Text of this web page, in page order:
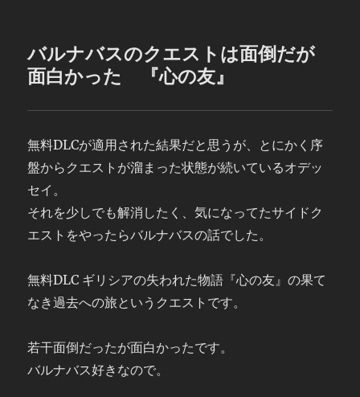
バルナバスのクエストは面倒だが
面白かった 『心の友』
無料DLCが適用された結果だと思うが、とにかく序
盤からクエストが溜まった状態が続いているオデッ
セイ。
それを少しでも解消したく、気になってたサイドク
エストをやったらバルナバスの話でした。
無料DLC ギリシアの失われた物語『心の友』の果て
なき過去への旅というクエストです。
若干面倒だったが面白かったです。
バルナバス好きなので。